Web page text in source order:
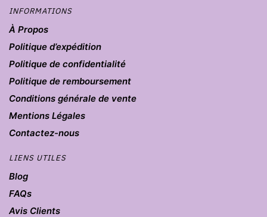
INFORMATIONS
À Propos
Politique d’expédition
Politique de confidentialité
Politique de remboursement
Conditions générale de vente
Mentions Légales
Contactez-nous
LIENS UTILES
Blog
FAQs
Avis Clients